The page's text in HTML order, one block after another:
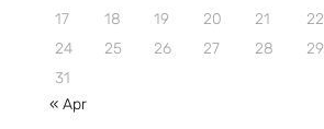
17
18 19 20 21 22
24
25 26 27 28 29
31
« Apr